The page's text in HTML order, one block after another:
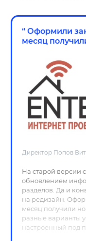
“ Оформили
месяц
Директор Попов
На старой версии
обновлением
разделов. Да и
на редизайн.
месяц получили
разные варианты
настроенный под
окупились уже к